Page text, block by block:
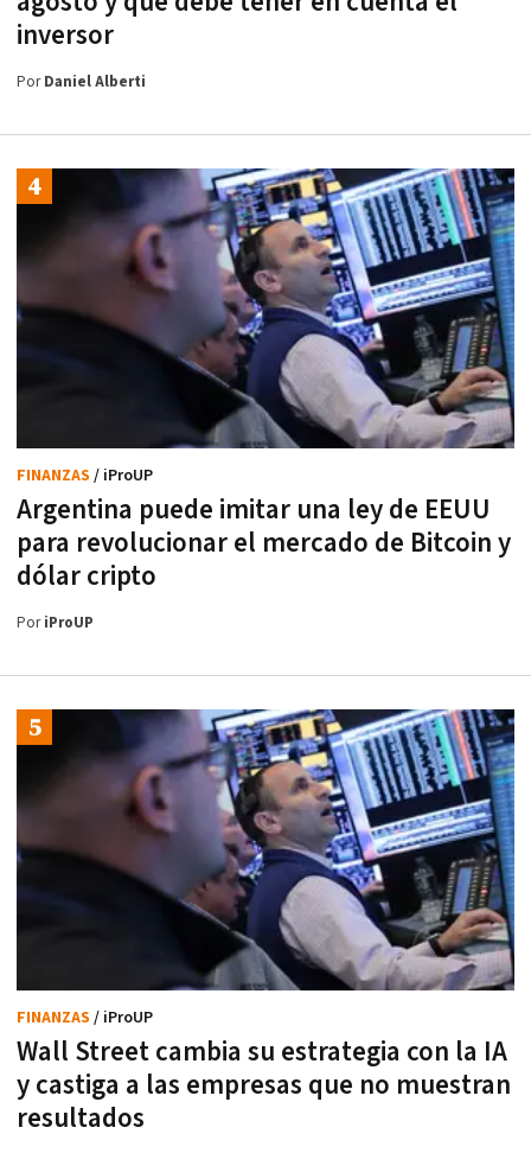
inversor
PorDaniel Alberti
Argentina puede imitar una ley de EEUU
para revolucionar el mercado de Bitcoin y
dólar cripto
FINANZAS / iProUP
PoriProUP
Wall Street cambia su estrategia con la IA
y castiga a las empresas que no muestran
resultados
FINANZAS / iProUP